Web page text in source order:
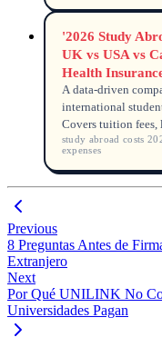
students.
'2026 Study
UK vs USA vs
Health
A data-driven
international
Covers tuition fees,
insurance, with
sources.
study abroad costs
expenses
Previous
8 Preguntas Antes de
Extranjero
Next
Por Qué UNILINK No
Universidades Pagan